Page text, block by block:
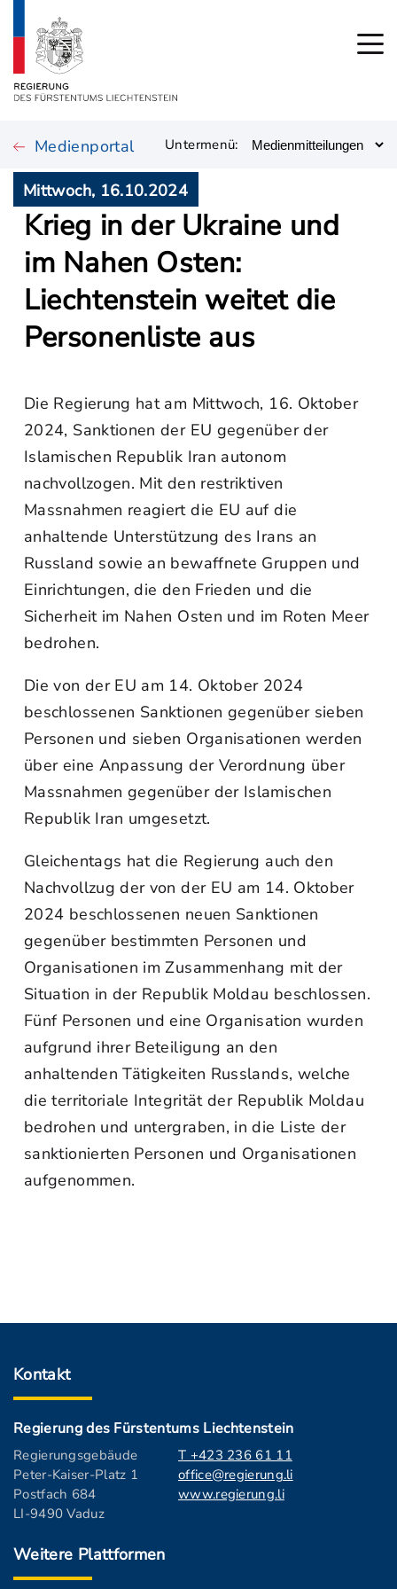
Medienportal Untermenü:
Mittwoch, 16.10.2024
Krieg in der Ukraine und
im Nahen Osten:
Liechtenstein weitet die
Personenliste aus
Die Regierung hat am Mittwoch, 16. Oktober
2024, Sanktionen der EU gegenüber der
Islamischen Republik Iran autonom
nachvollzogen. Mit den restriktiven
Massnahmen reagiert die EU auf die
anhaltende Unterstützung des Irans an
Russland sowie an bewaffnete Gruppen und
Einrichtungen, die den Frieden und die
Sicherheit im Nahen Osten und im Roten Meer
bedrohen.
Die von der EU am 14. Oktober 2024
beschlossenen Sanktionen gegenüber sieben
Personen und sieben Organisationen werden
über eine Anpassung der Verordnung über
Massnahmen gegenüber der Islamischen
Republik Iran umgesetzt.
Gleichentags hat die Regierung auch den
Nachvollzug der von der EU am 14. Oktober
2024 beschlossenen neuen Sanktionen
gegenüber bestimmten Personen und
Organisationen im Zusammenhang mit der
Situation in der Republik Moldau beschlossen.
Fünf Personen und eine Organisation wurden
aufgrund ihrer Beteiligung an den
anhaltenden Tätigkeiten Russlands, welche
die territoriale Integrität der Republik Moldau
bedrohen und untergraben, in die Liste der
sanktionierten Personen und Organisationen
aufgenommen.
Kontakt
Regierung des Fürstentums Liechtenstein
Regierungsgebäude
Peter-Kaiser-Platz 1
Postfach 684
LI-9490 Vaduz
T +423 236 61 11
office@regierung.li
www.regierung.li
Weitere Plattformen